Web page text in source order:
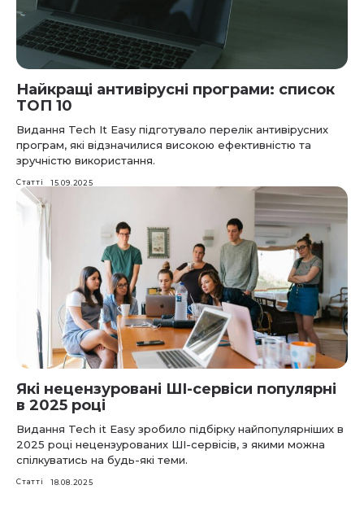
Найкращі антивірусні програми: список
ТОП 10
Видання Tech It Easy підготувало перелік антивірусних
програм, які відзначилися високою ефективністю та
зручністю використання.
Статті 15.09.2025
Які нецензуровані ШІ-сервіси популярні
в 2025 році
Видання Tech it Easy зробило підбірку найпопулярніших в
2025 році нецензурованих ШІ-сервісів, з якими можна
спілкуватись на будь-які теми.
Статті 18.08.2025